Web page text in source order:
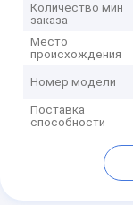
Количество мин
заказа
Место
происхождения
Номер модели
Поставка
способности